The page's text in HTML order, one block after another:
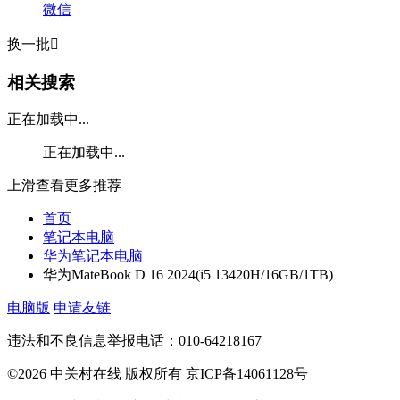
微信
换一批
相关搜索
正在加载中...
正在加载中...
上滑查看更多推荐
首页
笔记本电脑
华为笔记本电脑
华为MateBook D 16 2024(i5 13420H/16GB/1TB)
电脑版 申请友链
违法和不良信息举报电话：010-64218167
©2026 中关村在线 版权所有 京ICP备14061128号